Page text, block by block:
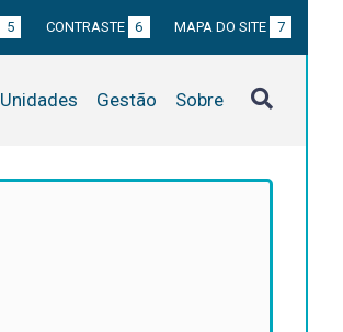
5 CONTRASTE 6 MAPA DO SITE 7
Unidades Gestão Sobre